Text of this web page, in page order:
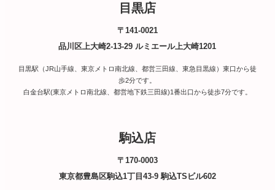
目黒店
〒141-0021
品川区上大崎2-13-29 ルミエール上大崎1201
目黒駅（JR山手線、東京メトロ南北線、都営三田線、東急目黒線）東口から徒
歩2分です。
白金台駅(東京メトロ南北線、都営地下鉄三田線)1番出口から徒歩7分です。
駒込店
〒170-0003
東京都豊島区駒込1丁目43-9 駒込TSビル602